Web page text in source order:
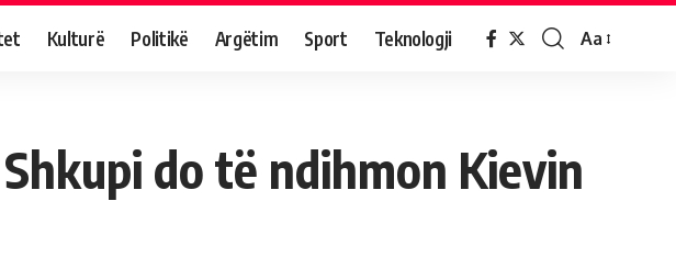
Kulturë Politikë Argëtim Sport Teknologji Aa
do të ndihmon Kievin